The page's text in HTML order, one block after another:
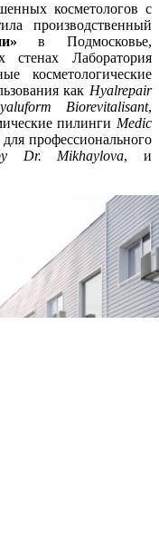
косметологов с
производственный
в Подмосковье,
стенах Лаборатория
косметологические
как Hyalrepair
Biorevitalisant,
пилинги Medic
профессионального
Dr. Mikhaylova, и